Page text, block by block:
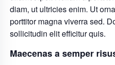
diam, ut ultricies enim. Ut
porttitor magna viverra sed.
sollicitudin elit efficitur quis.
Maecenas a semper